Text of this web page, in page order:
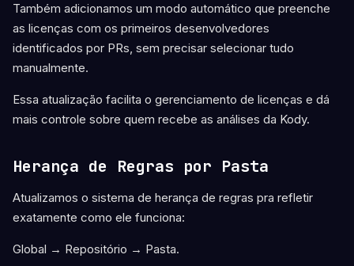
Também adicionamos um modo automático que preenche
as licenças com os primeiros desenvolvedores
identificados por PRs, sem precisar selecionar tudo
manualmente.
Essa atualização facilita o gerenciamento de licenças e dá
mais controle sobre quem recebe as análises da Kody.
Herança de Regras por Pasta
Atualizamos o sistema de herança de regras pra refletir
exatamente como ele funciona:
Global → Repositório → Pasta.